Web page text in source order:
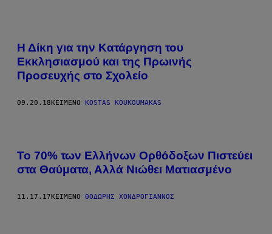
Η Δίκη για την Κατάργηση του
Εκκλησιασμού και της Πρωινής
Προσευχής στο Σχολείο
09.20.18 ΚΕΊΜΕΝΟ KOSTAS KOUKOUMAKAS
Το 70% των Ελλήνων Ορθόδοξων Πιστεύει
στα Θαύματα, Αλλά Νιώθει Ματιασμένο
11.17.17ΚΕΊΜΕΝΟ ΘΟΔΩΡΉΣ ΧΟΝΔΡΌΓΙΑΝΝΟΣ